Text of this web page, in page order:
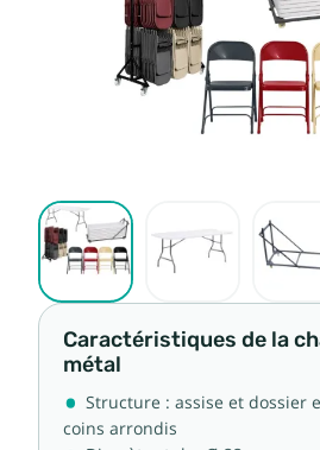
Caractéristiques de la
métal
Structure : assise et dossier
coins arrondis